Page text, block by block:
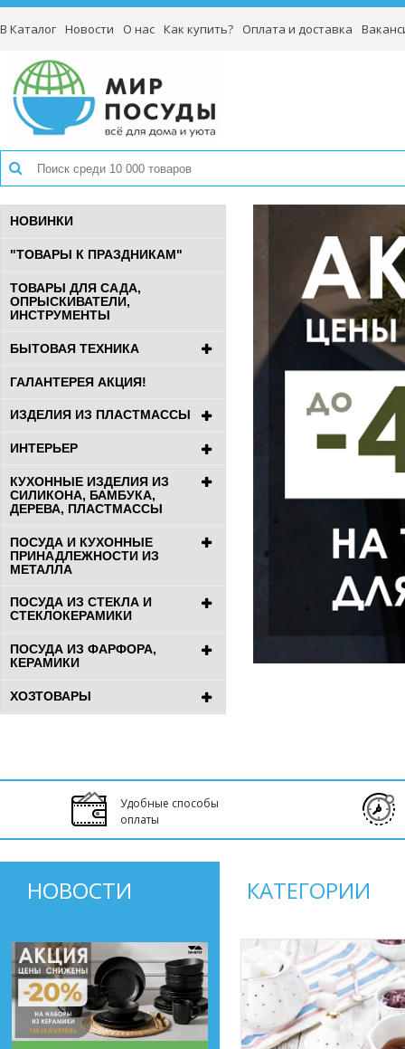
В Каталог Новости О нас Как купить? Оплата и доставка
НОВИНКИ
"ТОВАРЫ К ПРАЗДНИКАМ"
ТОВАРЫ ДЛЯ САДА,
ОПРЫСКИВАТЕЛИ,
ИНСТРУМЕНТЫ
БЫТОВАЯ ТЕХНИКА
ГАЛАНТЕРЕЯ АКЦИЯ!
ИЗДЕЛИЯ ИЗ ПЛАСТМАССЫ
ИНТЕРЬЕР
КУХОННЫЕ ИЗДЕЛИЯ ИЗ
СИЛИКОНА, БАМБУКА,
ДЕРЕВА, ПЛАСТМАССЫ
ПОСУДА И КУХОННЫЕ
ПРИНАДЛЕЖНОСТИ ИЗ
МЕТАЛЛА
ПОСУДА ИЗ СТЕКЛА И
СТЕКЛОКЕРАМИКИ
ПОСУДА ИЗ ФАРФОРА,
КЕРАМИКИ
ХОЗТОВАРЫ
Удобные способы
оплаты
НОВОСТИ КАТЕГОРИИ